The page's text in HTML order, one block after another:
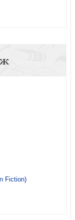
содержащий
цивил
Ens rationis и
Fiction)